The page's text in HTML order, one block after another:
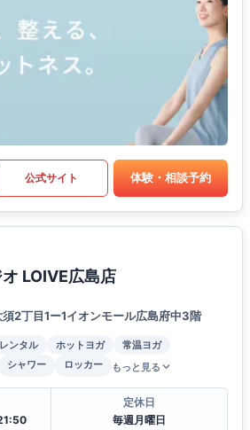
公式サイト 体験・相談予約
LOIVE広島店
2丁目1ー1イオンモール広島府中3階
ンタル ホットヨガ
常温ヨガ
シャワー ロッカー もっと見る
定休日
毎週月曜日